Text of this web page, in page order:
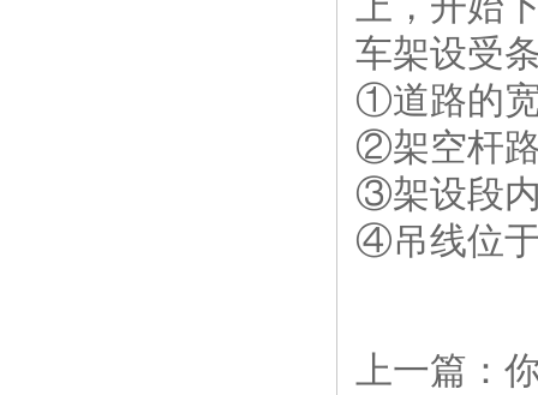
车架设受
①道路的
②架空杆
③架设段
④吊线位
上一篇：